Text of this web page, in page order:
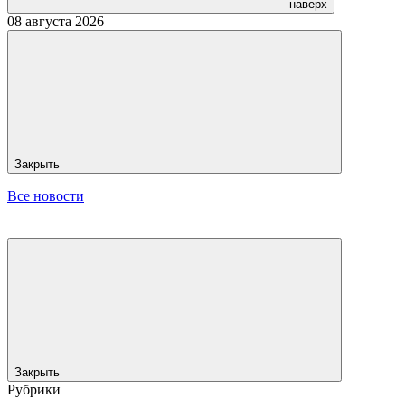
наверх
08 августа 2026
Закрыть
Все новости
Закрыть
Рубрики